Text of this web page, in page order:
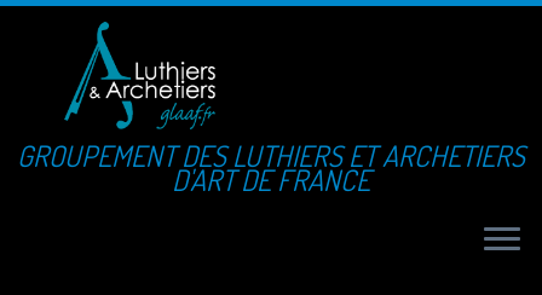
GROUPEMENT DES LUTHIERS ET ARCHETIERS
D'ART DE FRANCE